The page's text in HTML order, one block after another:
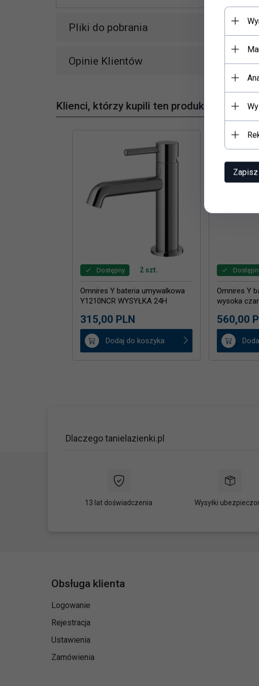
Pliki do pobrania
Opinie Klientów
Klienci, którzy kupili ten produkt wybrali
Dostępny 2 szt.
Omnires Y bateria umywalkowa
Y1210NCR WYSYŁKA 24H
315,00 PLN
Dodaj do koszyka
Omnires Y
wysoka
560,00
Dlaczego tanielazienki.pl
13 lat doświadczenia Wysyłki
Obsługa klienta
Logowanie
Rejestracja
Ustawienia
Zamówienia